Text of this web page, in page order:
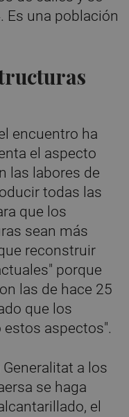
Es una población
encuentro ha
el aspecto
las labores de
todas las
que los
sean más
reconstruir
porque
las de hace 25
que los
aspectos".
a los
se haga
el